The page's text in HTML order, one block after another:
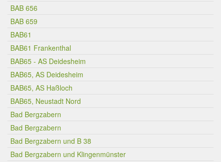
BAB 656
BAB 659
BAB61
BAB61 Frankenthal
BAB65 - AS Deidesheim
BAB65, AS Deidesheim
BAB65, AS Haßloch
BAB65, Neustadt Nord
Bad Bergzabern
Bad Bergzabern
Bad Bergzabern und B 38
Bad Bergzabern und Klingenmünster